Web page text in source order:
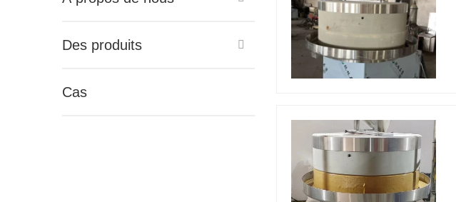
Des produits
Cas